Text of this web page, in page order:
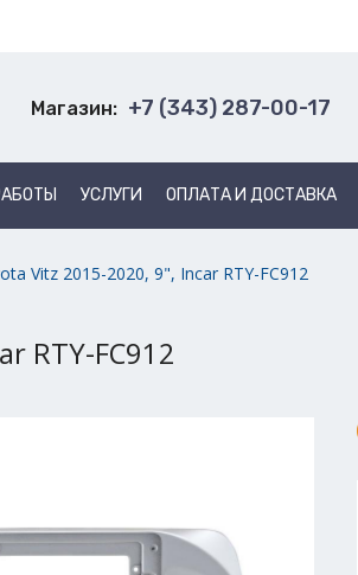
Магазин: +7 (343) 287-00-17
УСЛУГИ ОПЛАТА И ДОСТАВКА
Vitz 2015-2020, 9", Incar RTY-FC912
RTY-FC912